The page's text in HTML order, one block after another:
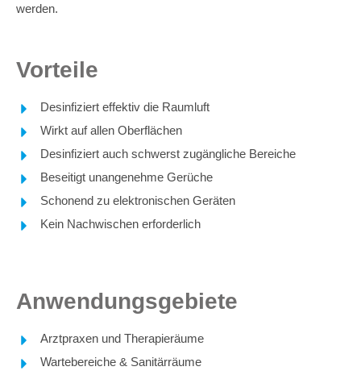
werden.
Vorteile
Desinfiziert effektiv die Raumluft
Wirkt auf allen Oberflächen
Desinfiziert auch schwerst zugängliche Bereiche
Beseitigt unangenehme Gerüche
Schonend zu elektronischen Geräten
Kein Nachwischen erforderlich
Anwendungsgebiete
Arztpraxen und Therapieräume
Wartebereiche & Sanitärräume